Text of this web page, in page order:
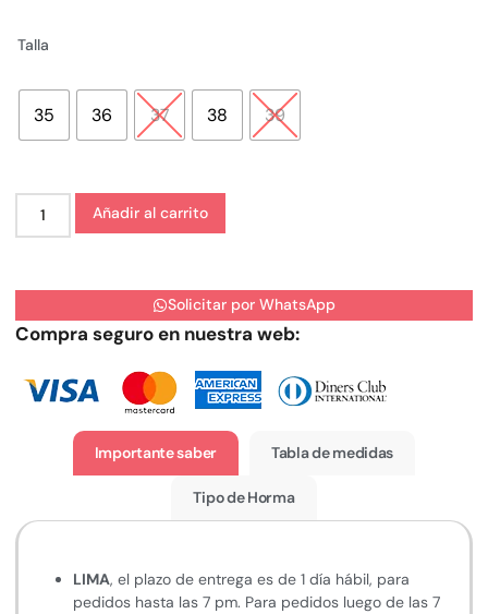
Talla
35 36 37 38 39
Añadir al carrito
Solicitar por WhatsApp
Compra seguro en nuestra web:
Importante saber Tabla de medidas
Tipo de Horma
LIMA, el plazo de entrega es de 1 día hábil, para
pedidos hasta las 7 pm. Para pedidos luego de las 7